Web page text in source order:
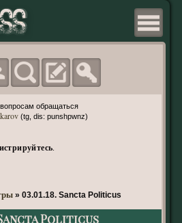
обращаться
(tg, dis: punshpwnz)
» 03.01.18. Sancta Politicus
Sancta Politicus